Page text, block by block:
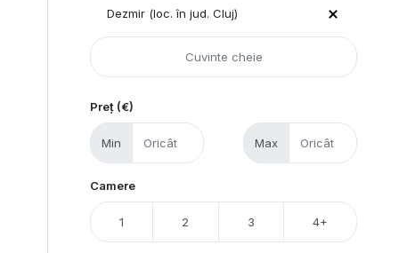
Dezmir (loc. în jud. Cluj)
Preț (€)
Min Max
Camere
1 2 3 4+